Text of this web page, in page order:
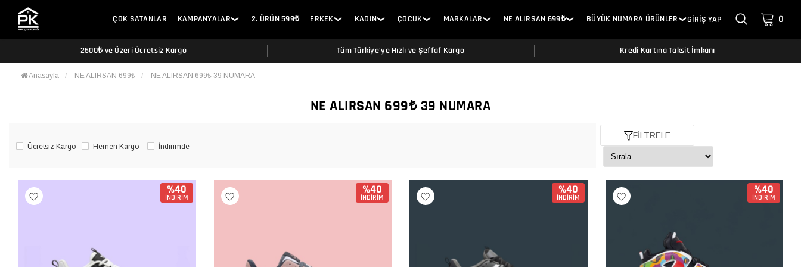
ÇOK SATANLAR KAMPANYALAR ❯ 2. ÜRÜN 599₺ ERKEK ❯ KADIN❯ ÇOCUK ❯ MARKALAR ❯ NE ALIRSAN 699₺❯ BÜYÜK NUMARA ÜRÜNLER ❯GİRİŞ YAP 0
2500₺ ve Üzeri Ücretsiz Kargo Tüm Türkiye'ye Hızlı ve Şeffaf Kargo Kredi Kartına Taksit İmkanı
Anasayfa NE ALIRSAN 699₺ NE ALIRSAN 699₺ 39 NUMARA
NE ALIRSAN 699₺ 39 NUMARA
Ücretsiz Kargo Hemen Kargo İndirimde
FİLTRELE
%40
İNDİRİM
%40
İNDİRİM
%40
İNDİRİM
%40
İNDİRİM